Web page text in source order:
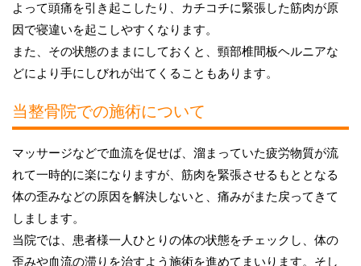
よって頭痛を引き起こしたり、カチコチに緊張した筋肉が原
因で寝違いを起こしやすくなります。
また、その状態のままにしておくと、頸部椎間板ヘルニアな
どにより手にしびれが出てくることもあります。
当整骨院での施術について
マッサージなどで血流を促せば、溜まっていた疲労物質が流
れて一時的に楽になりますが、筋肉を緊張させるもととなる
体の歪みなどの原因を解決しないと、痛みがまた戻ってきて
しまします。
当院では、患者様一人ひとりの体の状態をチェックし、体の
歪みや血流の滞りを治すよう施術を進めてまいります。そし